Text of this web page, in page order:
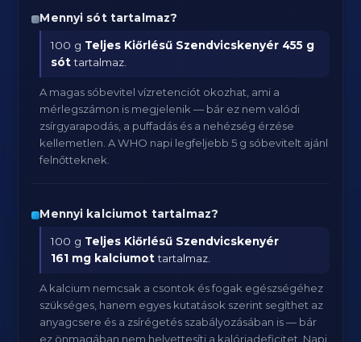
Mennyi sót tartalmaz?
100 g Teljes Kiőrlésű Szendvicskenyér 455 g
sóttartalmaz.
A magas sóbevitel vízretenciót okozhat, ami a
mérlegszámon is megjelenik — bár ez nem valódi
zsírgyarapodás, a puffadás és a nehézség érzése
kellemetlen. A WHO napi legfeljebb 5 g sóbevitelt ajánl
felnőtteknek.
Mennyi kalciumot tartalmaz?
100 g Teljes Kiőrlésű Szendvicskenyér
161 mg kalciumottartalmaz.
A kalcium nemcsak a csontok és fogak egészségéhez
szükséges, hanem egyes kutatások szerint segíthet az
anyagcsere és a zsírégetés szabályozásában is — bár
ez önmagában nem helyettesíti a kalóriadeficitet. Napi